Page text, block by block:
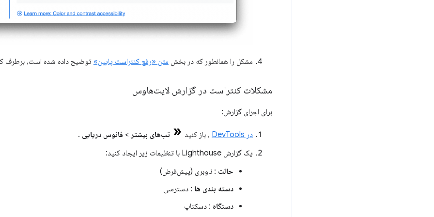
مشکل را همانطور که در بخش متن «رفع کنتراست پایین» توضیح داده شده است، برطرف
مشکلات کنتراست در گزارش لایت‌هاوس
برای اجرای گزارش:
در DevTools ، باز کنید تب‌های بیشتر > فانوس دریایی .
یک گزارش Lighthouse با تنظیمات زیر ایجاد کنید:
حالت : ناوبری (پیش‌فرض)
دسته بندی ها : دسترسی
دستگاه : دسکتاپ